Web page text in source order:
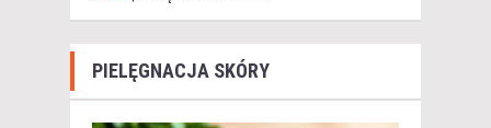
PIELĘGNACJA SKÓRY